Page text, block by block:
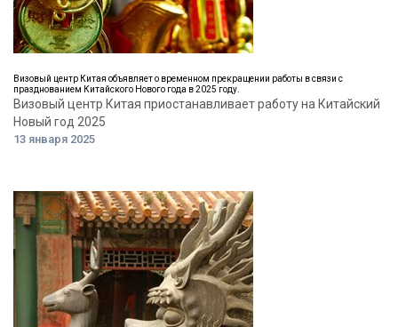
Визовый центр Китая объявляет о временном прекращении работы в связи с
празднованием Китайского Нового года в 2025 году.
Визовый центр Китая приостанавливает работу на Китайский
Новый год 2025
13 января 2025